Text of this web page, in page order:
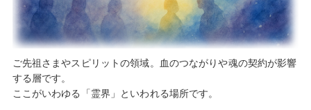
ご先祖さまやスピリットの領域。血のつながりや魂の契約が影響
する層です。
ここがいわゆる「霊界」といわれる場所です。